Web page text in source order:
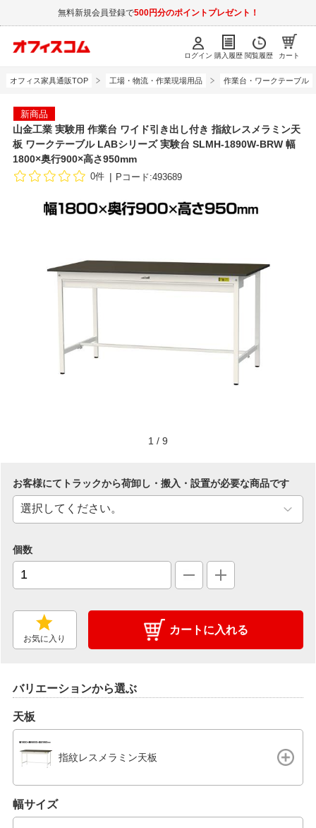
無料新規会員登録で500円分のポイントプレゼント！
ログイン 購入履歴 閲覧履歴 カート
オフィス家具通販TOP 工場・物流・作業現場用品 作業台・ワークテーブル
新商品
山金工業 実験用 作業台 ワイド引き出し付き 指紋レスメラミン天
板 ワークテーブル LABシリーズ 実験台 SLMH-1890W-BRW 幅
1800×奥行900×高さ950mm
0件 Pコード:493689
1 / 9
お客様にてトラックから荷卸し・搬入・設置が必要な商品です
個数
お気に入り
カートに入れる
バリエーションから選ぶ
天板
指紋レスメラミン天板
幅サイズ